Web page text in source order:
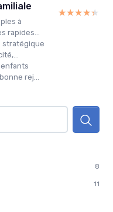
à
rapides...
stratégique
rej...
★★★★★
★★★★★
8
11